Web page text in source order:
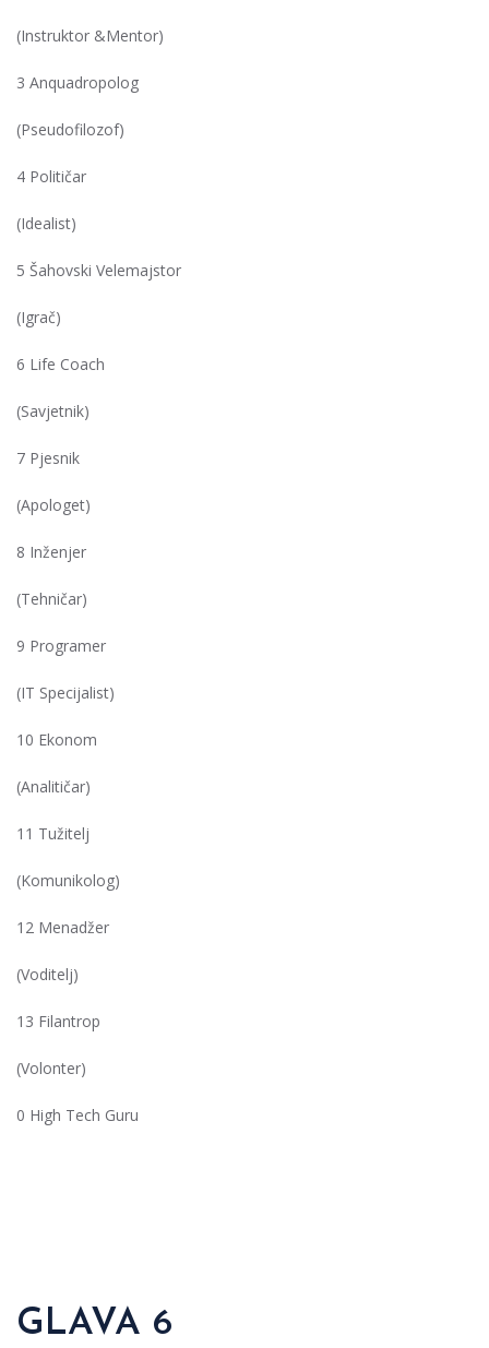
(Instruktor &Mentor)
3 Anquadropolog
(Pseudofilozof)
4 Političar
(Idealist)
5 Šahovski Velemajstor
(Igrač)
6 Life Coach
(Savjetnik)
7 Pjesnik
(Apologet)
8 Inženjer
(Tehničar)
9 Programer
(IT Specijalist)
10 Ekonom
(Analitičar)
11 Tužitelj
(Komunikolog)
12 Menadžer
(Voditelj)
13 Filantrop
(Volonter)
0 High Tech Guru
GLAVA 6